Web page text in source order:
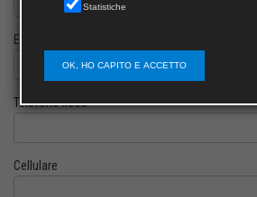
E-mail
Telefono fisso
Cellulare
Statistiche
OK, HO CAPITO E ACCETTO